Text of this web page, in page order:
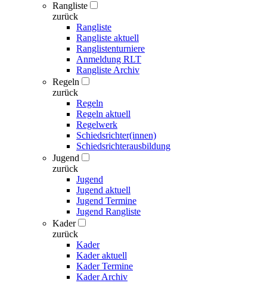
Rangliste
zurück
Rangliste
Rangliste aktuell
Ranglistenturniere
Anmeldung RLT
Rangliste Archiv
Regeln
zurück
Regeln
Regeln aktuell
Regelwerk
Schiedsrichter(innen)
Schiedsrichterausbildung
Jugend
zurück
Jugend
Jugend aktuell
Jugend Termine
Jugend Rangliste
Kader
zurück
Kader
Kader aktuell
Kader Termine
Kader Archiv